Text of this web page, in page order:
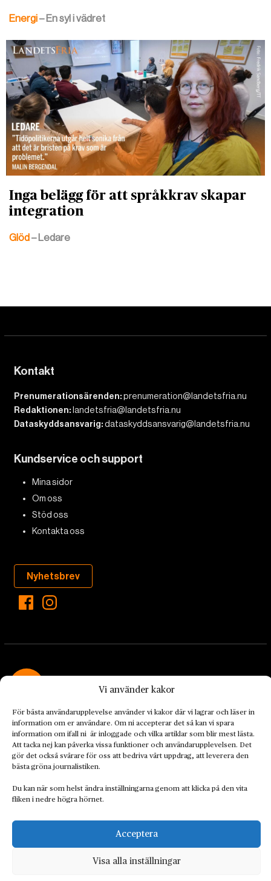
Vi använder kakor
För bästa användarupplevelse använder vi kakor där vi lagrar och läser in
information om er användare. Om ni accepterar det så kan vi spara
information om ifall ni är inloggade och vilka artiklar som blir mest lästa.
Att tacka nej kan påverka vissa funktioner och användarupplevelsen. Det
gör det också svårare för oss att bedriva vårt uppdrag, att leverera den
bästa gröna journalistiken.
Du kan när som helst ändra inställningarna genom att klicka på den vita
fliken i nedre högra hörnet.
Acceptera
Visa alla inställningar
Energi– En syl i vädret
Inga belägg för att språkkrav skapar
integration
Glöd – Ledare
Kontakt
Prenumerationsärenden:prenumeration@landetsfria.nu
Redaktionen: landetsfria@landetsfria.nu
Dataskyddsansvarig:dataskyddsansvarig@landetsfria.nu
Kundservice och support
Mina sidor
Om oss
Stöd oss
Kontakta oss
Nyhetsbrev
Landets Fria Tidning är en nyhetstidning med bred bevakning av
det viktigaste som händer lokalt och globalt och med fokus på
omställningsrörelsen. En omställning till ett hållbart samhälle går
både via starka och lika rättigheter för alla människor, minskade
ekonomiska och sociala klyftor, samt utrymme för allt levande att
Personuppgiftsbehandling och cookies Sidkarta
© 2014–2026 Landets Fria